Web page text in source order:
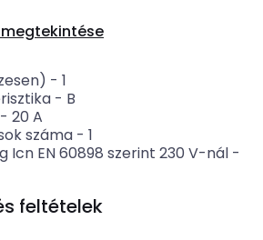
- 1
- B
20 A
száma- 1
Icn EN 60898 szerint 230 V-nál-
feltételek